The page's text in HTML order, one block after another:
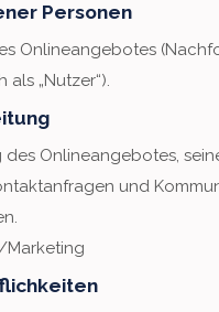
Personen
Onlineangebotes
„Nutzer“).
Onlineangebotes,
und
Marketing